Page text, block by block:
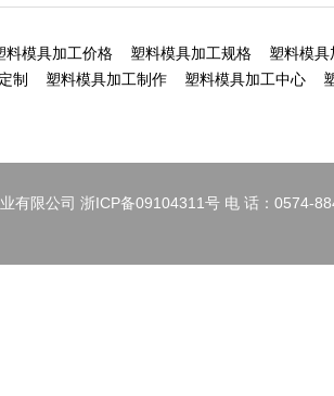
料模具加工价格 塑料模具加工规格
塑料模
制 塑料模具加工制作 塑料模具加工中心
有限公司 浙ICP备09104311号 电 话：0574-